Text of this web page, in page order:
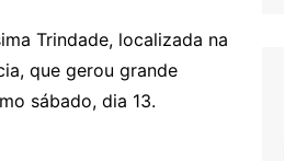
Trindade, localizada na
que gerou grande
sábado, dia 13.